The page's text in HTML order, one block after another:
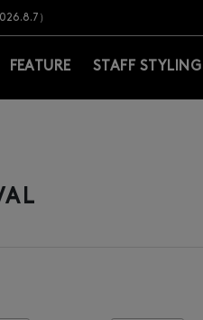
無料！お買い物の際は会員登録を！
）
）無料！お買い物の際は会員登録を！
FEATURE STAFF STYLING